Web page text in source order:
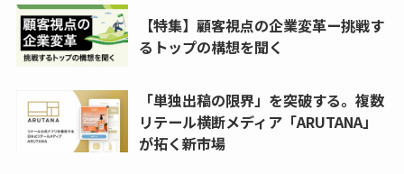
【特集】顧客視点の企業変革ー挑戦す
るトップの構想を聞く
「単独出稿の限界」を突破する。複数
リテール横断メディア「ARUTANA」
が拓く新市場